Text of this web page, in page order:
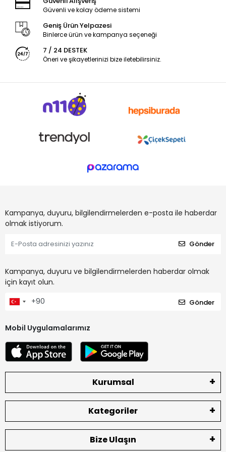
Güvenli ve kolay ödeme sistemi
Geniş Ürün Yelpazesi
Binlerce ürün ve kampanya seçeneği
7 / 24 DESTEK
Öneri ve şikayetlerinizi bize iletebilirsiniz.
Kampanya, duyuru, bilgilendirmelerden e-posta ile haberdar
olmak istiyorum.
Gönder
Kampanya, duyuru ve bilgilendirmelerden haberdar olmak
için kayıt olun.
Gönder
Mobil Uygulamalarımız
Kurumsal
Kategoriler
Bize Ulaşın